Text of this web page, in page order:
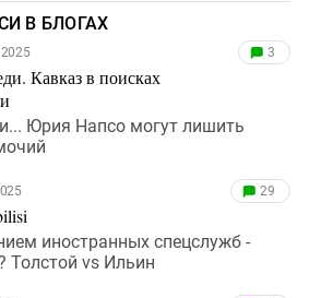
В БЛОГАХ
Кавказ в поисках
3
Юрия Напсо могут лишить
29
иностранных спецслужб -
Толстой vs Ильин